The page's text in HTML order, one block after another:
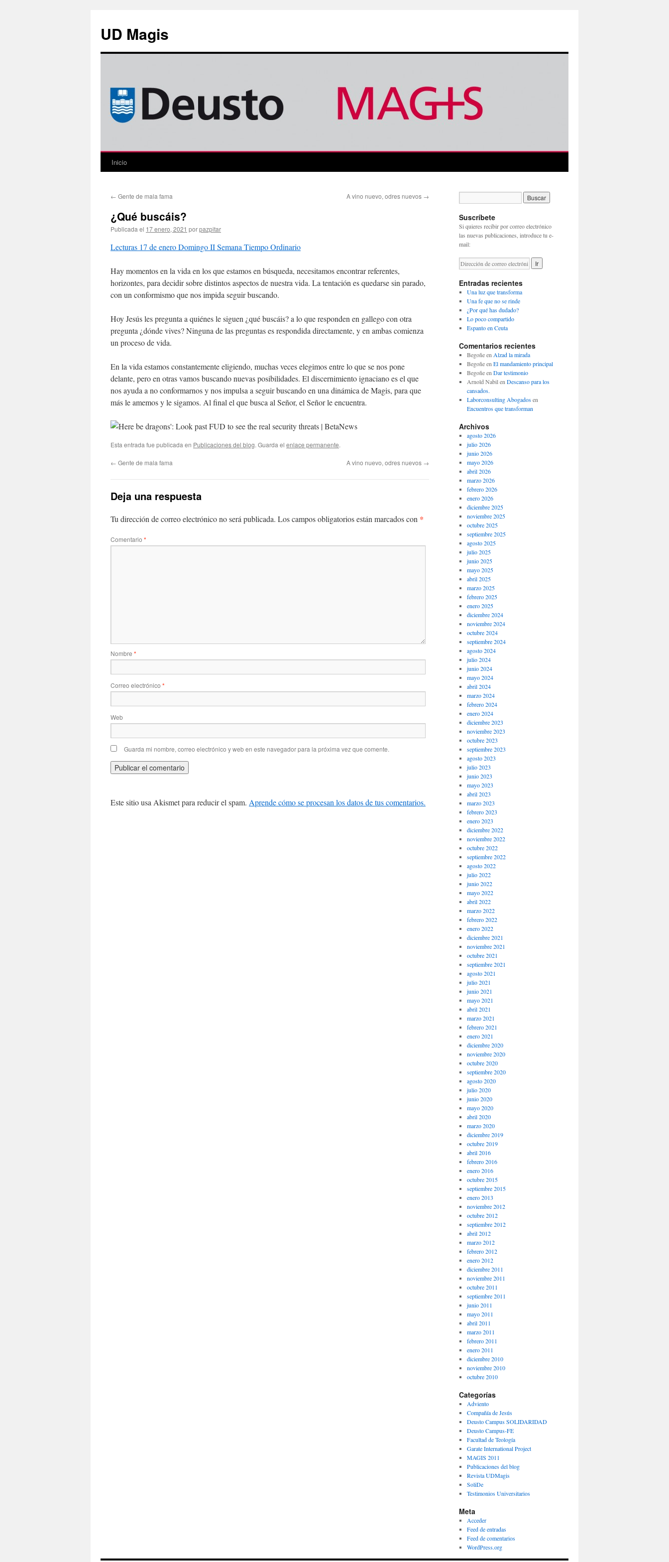
contenido
UD Magis
Inicio
← Gente de mala fama A vino nuevo, odres nuevos →
¿Qué buscáis?
Publicada el 17 enero, 2021 porpazpitar
Lecturas 17 de enero Domingo II Semana Tiempo Ordinario
Hay momentos en la vida en los que estamos en búsqueda, necesitamos encontrar referentes,
horizontes, para decidir sobre distintos aspectos de nuestra vida. La tentación es quedarse sin parado,
con un conformismo que nos impida seguir buscando.
Hoy Jesús les pregunta a quiénes le siguen ¿qué buscáis? a lo que responden en gallego con otra
pregunta ¿dónde vives? Ninguna de las preguntas es respondida directamente, y en ambas comienza
un proceso de vida.
En la vida estamos constantemente eligiendo, muchas veces elegimos entre lo que se nos pone
delante, pero en otras vamos buscando nuevas posibilidades. El discernimiento ignaciano es el que
nos ayuda a no conformarnos y nos impulsa a seguir buscando en una dinámica de Magis, para que
más le amemos y le sigamos. Al final el que busca al Señor, el Señor le encuentra.
Esta entrada fue publicada en Publicaciones del blog. Guarda el enlace permanente.
← Gente de mala fama A vino nuevo, odres nuevos →
Deja una respuesta
Tu dirección de correo electrónico no será publicada. Los campos obligatorios están marcados con *
Comentario *
Nombre *
Correo electrónico *
Web
Guarda mi nombre, correo electrónico y web en este navegador para la próxima vez que comente.
Este sitio usa Akismet para reducir el spam. Aprende cómo se procesan los datos de tus comentarios.
Suscríbete
Si quieres recibir por correo electrónico
las nuevas publicaciones, introduce tu e-
mail:
Entradas recientes
Una luz que transforma
Una fe que no se rinde
¿Por qué has dudado?
Lo poco compartido
Espanto en Ceuta
Comentarios recientes
Begoñeen Alzad la mirada
Begoñeen El mandamiento principal
Begoñeen Dar testimonio
Arnold Nabilen Descanso para los
cansados.
Laborconsulting Abogadosen
Encuentros que transforman
Archivos
agosto 2026
julio 2026
junio 2026
mayo 2026
abril 2026
marzo 2026
febrero 2026
enero 2026
diciembre 2025
noviembre 2025
octubre 2025
septiembre 2025
agosto 2025
julio 2025
junio 2025
mayo 2025
abril 2025
marzo 2025
febrero 2025
enero 2025
diciembre 2024
noviembre 2024
octubre 2024
septiembre 2024
agosto 2024
julio 2024
junio 2024
mayo 2024
abril 2024
marzo 2024
febrero 2024
enero 2024
diciembre 2023
noviembre 2023
octubre 2023
septiembre 2023
agosto 2023
julio 2023
junio 2023
mayo 2023
abril 2023
marzo 2023
febrero 2023
enero 2023
diciembre 2022
noviembre 2022
octubre 2022
septiembre 2022
agosto 2022
julio 2022
junio 2022
mayo 2022
abril 2022
marzo 2022
febrero 2022
enero 2022
diciembre 2021
noviembre 2021
octubre 2021
septiembre 2021
agosto 2021
julio 2021
junio 2021
mayo 2021
abril 2021
marzo 2021
febrero 2021
enero 2021
diciembre 2020
noviembre 2020
octubre 2020
septiembre 2020
agosto 2020
julio 2020
junio 2020
mayo 2020
abril 2020
marzo 2020
diciembre 2019
octubre 2019
abril 2016
febrero 2016
enero 2016
octubre 2015
septiembre 2015
enero 2013
noviembre 2012
octubre 2012
septiembre 2012
abril 2012
marzo 2012
febrero 2012
enero 2012
diciembre 2011
noviembre 2011
octubre 2011
septiembre 2011
junio 2011
mayo 2011
abril 2011
marzo 2011
febrero 2011
enero 2011
diciembre 2010
noviembre 2010
octubre 2010
Categorías
Adviento
Compañía de Jesús
Deusto Campus SOLIDARIDAD
Deusto Campus-FE
Facultad de Teología
Garate International Project
MAGIS 2011
Publicaciones del blog
Revista UDMagis
SoliDe
Testimonios Universitarios
Meta
Acceder
Feed de entradas
Feed de comentarios
WordPress.org